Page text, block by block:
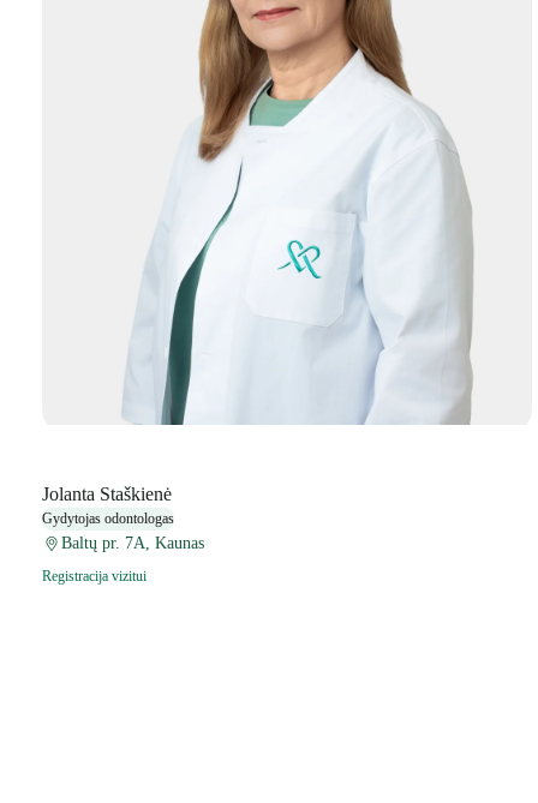
Jolanta Staškienė
Gydytojas odontologas
Baltų pr. 7A, Kaunas
Registracija vizitui